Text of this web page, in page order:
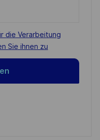
die Verarbeitung
Sie ihnen zu